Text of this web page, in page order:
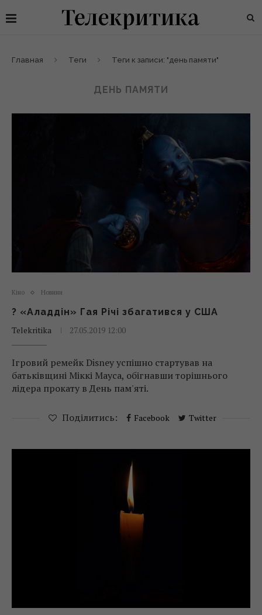
Главная Теги Теги к записи: "день памяти"
ДЕНЬ ПАМЯТИ
Кіно Новини
? «Аладдін» Гая Річі збагатився у США
Telekritika
27.05.2019 12:00
Ігровий ремейк Disney успішно стартував на
батьківщині Міккі Мауса, обігнавши торішнього
лідера прокату в День пам'яті.
Поділитись: Facebook Twitter